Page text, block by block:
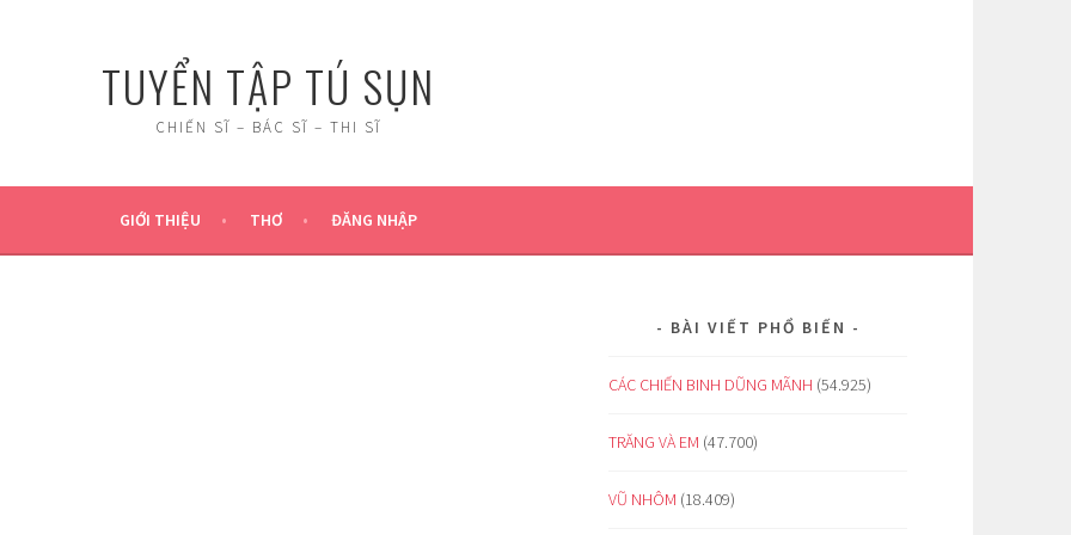
TUYỂN TẬP TÚ SỤN
CHIẾN SĨ – BÁC SĨ – THI SĨ
GIỚI THIỆU THƠ ĐĂNG NHẬP
BÀI VIẾT PHỔ BIẾN
CÁC CHIẾN BINH DŨNG MÃNH (54.925)
TRĂNG VÀ EM (47.700)
VŨ NHÔM (18.409)